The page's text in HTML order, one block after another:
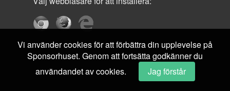
Vi använder cookies för att förbättra din upplevelse på
Sponsorhuset. Genom att fortsätta godkänner du
användandet av cookies.
Jag förstår